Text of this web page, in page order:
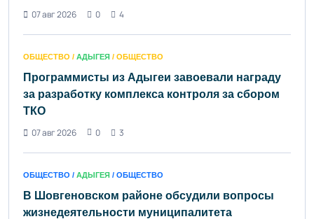
07 авг 2026
0 4
ОБЩЕСТВО / АДЫГЕЯ / ОБЩЕСТВО
Программисты из Адыгеи завоевали награду
за разработку комплекса контроля за сбором
ТКО
07 авг 2026
0 3
ОБЩЕСТВО / АДЫГЕЯ / ОБЩЕСТВО
В Шовгеновском районе обсудили вопросы
жизнедеятельности муниципалитета